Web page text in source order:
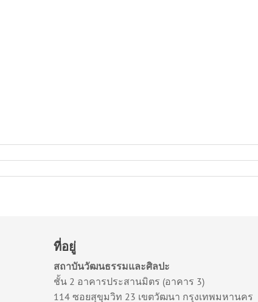
ที่อยู่
สถาบันวัฒนธรรมและศิลปะ
ชั้น 2 อาคารประสานมิตร (อาคาร 3)
114 ซอยสุขุมวิท 23 เขตวัฒนา กรุงเทพมหานคร